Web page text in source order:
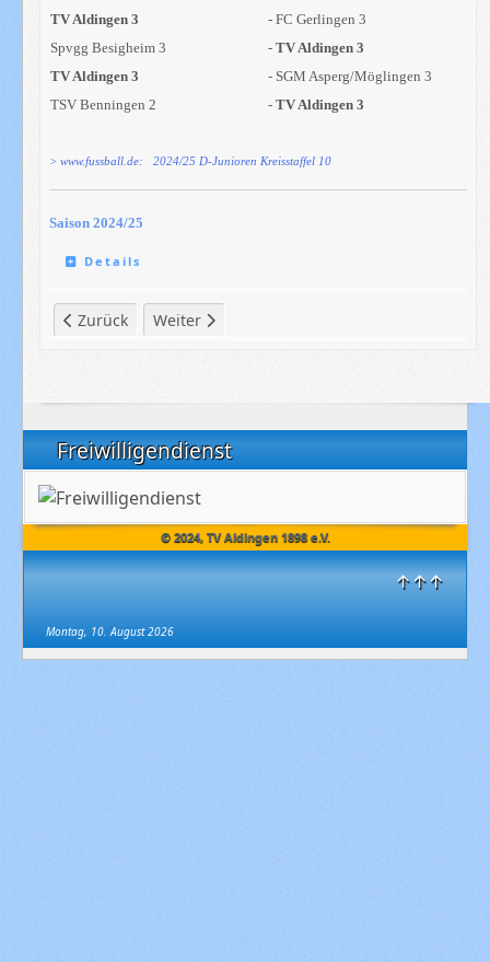
© 2024, TV Aldingen 1898 e.V.
↑↑↑
Montag, 10. August 2026
Freiwilligendienst
TV Aldingen 3
- FC Gerlingen 3
Spvgg Besigheim 3
-TV Aldingen 3
TV Aldingen 3
- SGM Asperg/Möglingen 3
TSV Benningen 2
-TV Aldingen 3
> www.fussball.de: 2024/25 D-Junioren Kreisstaffel 10
Saison 2024/25
Details
Vorheriger Beitrag: Chronik: 2024/25 - E`2014/15-
Zurück Nächster Beitrag: Chronik: 2024/25 - C`2010/
Weiter